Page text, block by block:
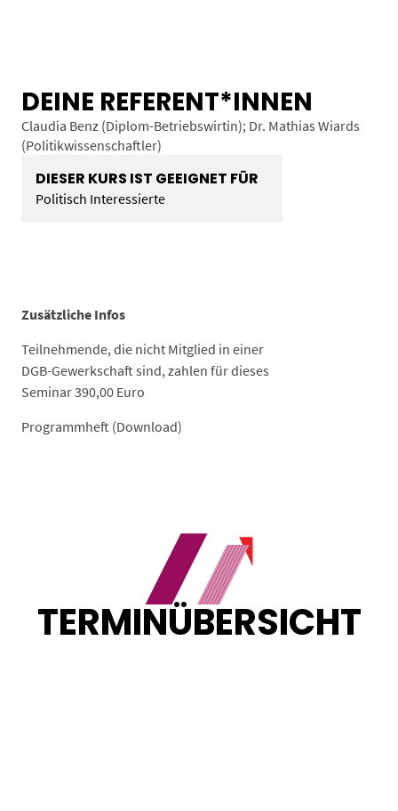
DEINE REFERENT*INNEN
Claudia Benz (Diplom-Betriebswirtin); Dr. Mathias Wiards
(Politikwissenschaftler)
DIESER KURS IST GEEIGNET FÜR
Politisch Interessierte
Zusätzliche Infos
Teilnehmende, die nicht Mitglied in einer
DGB-Gewerkschaft sind, zahlen für dieses
Seminar 390,00 Euro
Programmheft (Download)
TERMINÜBERSICHT